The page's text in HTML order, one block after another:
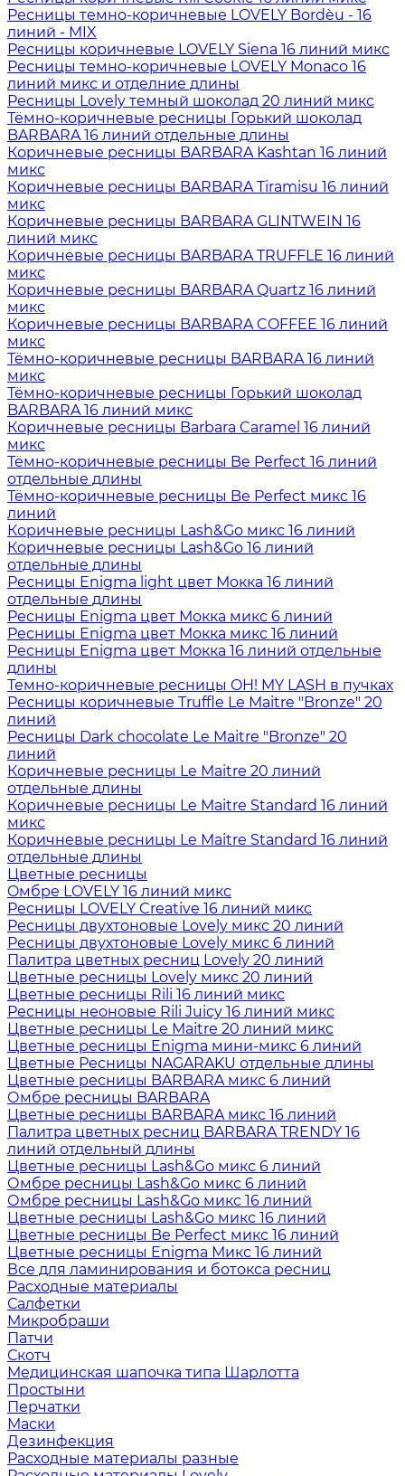
Ресницы темно-коричневые LOVELY Bordèu - 16
линий - MIX
Ресницы коричневые LOVELY Siena 16 линий микс
Ресницы темно-коричневые LOVELY Monaco 16
линий микс и отделние длины
Ресницы Lovely темный шоколад 20 линий микс
Тёмно-коричневые ресницы Горький шоколад
BARBARA 16 линий отдельные длины
Коричневые ресницы BARBARA Kashtan 16 линий
микс
Коричневые ресницы BARBARA Tiramisu 16 линий
микс
Коричневые ресницы BARBARA GLINTWEIN 16
линий микс
Коричневые ресницы BARBARA TRUFFLE 16 линий
микс
Коричневые ресницы BARBARA Quartz 16 линий
микс
Коричневые ресницы BARBARA COFFEE 16 линий
микс
Тёмно-коричневые ресницы BARBARA 16 линий
микс
Тёмно-коричневые ресницы Горький шоколад
BARBARA 16 линий микс
Коричневые ресницы Barbara Caramel 16 линий
микс
Тёмно-коричневые ресницы Be Perfect 16 линий
отдельные длины
Тёмно-коричневые ресницы Be Perfect микс 16
линий
Коричневые ресницы Lash&Go микс 16 линий
Коричневые ресницы Lash&Go 16 линий
отдельные длины
Ресницы Enigma light цвет Мокка 16 линий
отдельные длины
Ресницы Enigma цвет Мокка микс 6 линий
Ресницы Enigma цвет Мокка микс 16 линий
Ресницы Enigma цвет Мокка 16 линий отдельные
длины
Темно-коричневые ресницы OH! MY LASH в пучках
Ресницы коричневые Truffle Le Maitre "Bronze" 20
линий
Ресницы Dark chocolate Le Maitre "Bronze" 20
линий
Коричневые ресницы Le Maitre 20 линий
отдельные длины
Коричневые ресницы Le Maitre Standard 16 линий
микс
Коричневые ресницы Le Maitre Standard 16 линий
отдельные длины
Цветные ресницы
Oмбре LOVELY 16 линий микс
Ресницы LOVELY Creative 16 линий микс
Ресницы двухтоновые Lovely микс 20 линий
Ресницы двухтоновые Lovely микс 6 линий
Палитра цветных ресниц Lovely 20 линий
Цветные ресницы Lovely микс 20 линий
Цветные ресницы Rili 16 линий микс
Ресницы неоновые Rili Juicy 16 линий микс
Цветные ресницы Le Maitre 20 линий микс
Цветные ресницы Enigma мини-микс 6 линий
Цветные Ресницы NAGARAKU отдельные длины
Цветные ресницы BARBARA микс 6 линий
Омбре ресницы BARBARA
Цветные ресницы BARBARA микс 16 линий
Палитра цветных ресниц BARBARA TRENDY 16
линий отдельный длины
Цветные ресницы Lash&Go микс 6 линий
Омбре ресницы Lash&Go микс 6 линий
Омбре ресницы Lash&Go микс 16 линий
Цветные ресницы Lash&Go микс 16 линий
Цветные ресницы Be Perfect микс 16 линий
Цветные ресницы Enigma Микс 16 линий
Все для ламинирования и ботокса ресниц
Расходные материалы
Салфетки
Микробраши
Патчи
Скотч
Медицинская шапочка типа Шарлотта
Простыни
Перчатки
Маски
Дезинфекция
Расходные материалы разные